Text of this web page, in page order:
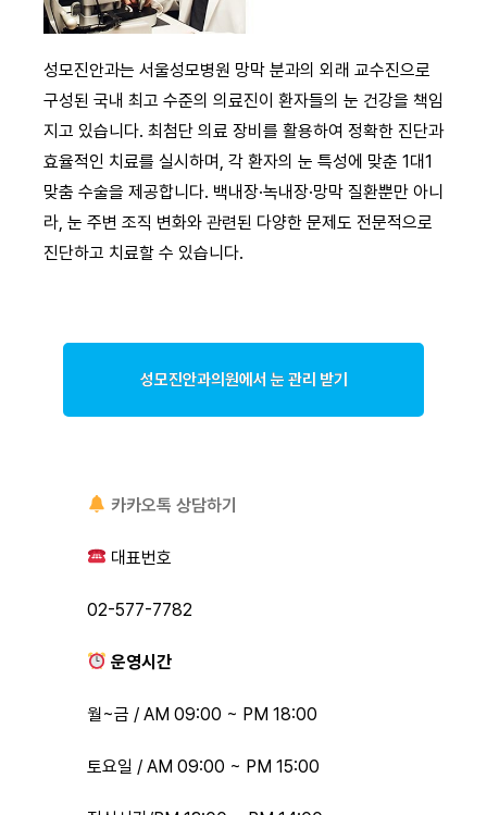
성모진안과는 서울성모병원 망막 분과의 외래 교수진으로
구성된 국내 최고 수준의 의료진이 환자들의 눈 건강을 책임
지고 있습니다. 최첨단 의료 장비를 활용하여 정확한 진단과
효율적인 치료를 실시하며, 각 환자의 눈 특성에 맞춘 1대1
맞춤 수술을 제공합니다. 백내장·녹내장·망막 질환뿐만 아니
라, 눈 주변 조직 변화와 관련된 다양한 문제도 전문적으로
진단하고 치료할 수 있습니다.
성모진안과의원에서 눈 관리 받기
카카오톡 상담하기
대표번호
02-577-7782
운영시간
월~금 / AM 09:00 ~ PM 18:00
토요일 / AM 09:00 ~ PM 15:00